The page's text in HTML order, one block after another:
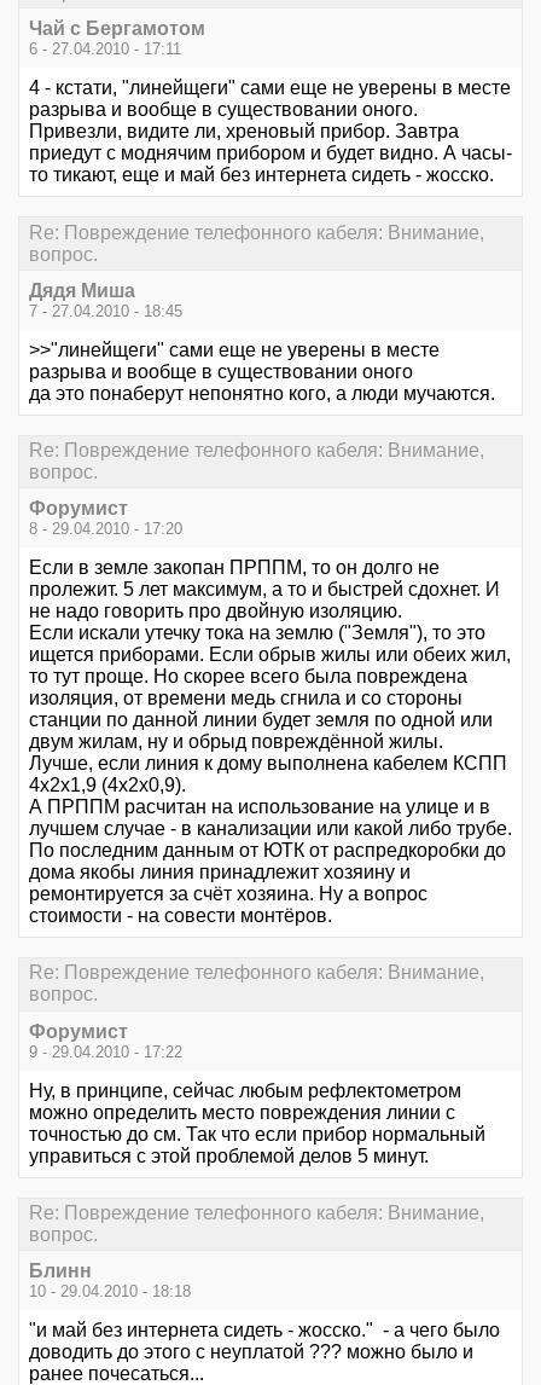
Чай с Бергамотом
6 - 27.04.2010 - 17:11
4 - кстати, "линейщеги" сами еще не уверены в месте
разрыва и вообще в существовании оного.
Привезли, видите ли, хреновый прибор. Завтра
приедут с моднячим прибором и будет видно. А часы-
то тикают, еще и май без интернета сидеть - жосско.
Re: Повреждение телефонного кабеля: Внимание,
вопрос.
Дядя Миша
7 - 27.04.2010 - 18:45
>>"линейщеги" сами еще не уверены в месте
разрыва и вообще в существовании оного
да это понаберут непонятно кого, а люди мучаются.
Re: Повреждение телефонного кабеля: Внимание,
вопрос.
Форумист
8 - 29.04.2010 - 17:20
Если в земле закопан ПРППМ, то он долго не
пролежит. 5 лет максимум, а то и быстрей сдохнет. И
не надо говорить про двойную изоляцию.
Если искали утечку тока на землю ("Земля"), то это
ищется приборами. Если обрыв жилы или обеих жил,
то тут проще. Но скорее всего была повреждена
изоляция, от времени медь сгнила и со стороны
станции по данной линии будет земля по одной или
двум жилам, ну и обрыд повреждённой жилы.
Лучше, если линия к дому выполнена кабелем КСПП
4х2х1,9 (4х2х0,9).
А ПРППМ расчитан на использование на улице и в
лучшем случае - в канализации или какой либо трубе.
По последним данным от ЮТК от распредкоробки до
дома якобы линия принадлежит хозяину и
ремонтируется за счёт хозяина. Ну а вопрос
стоимости - на совести монтёров.
Re: Повреждение телефонного кабеля: Внимание,
вопрос.
Форумист
9 - 29.04.2010 - 17:22
Ну, в принципе, сейчас любым рефлектометром
можно определить место повреждения линии с
точностью до см. Так что если прибор нормальный
управиться с этой проблемой делов 5 минут.
Re: Повреждение телефонного кабеля: Внимание,
вопрос.
Блинн
10 - 29.04.2010 - 18:18
"и май без интернета сидеть - жосско." - а чего было
доводить до этого с неуплатой ??? можно было и
ранее почесаться...